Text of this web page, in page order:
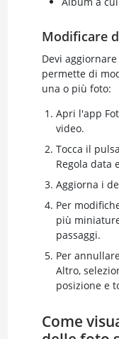
Modificare
Devi
permette di
una o più foto:
Apri l'app
video.
Tocca il
Regola data
Aggiorna i
Per
più
passaggi.
Per
Altro,
posizione e
Come